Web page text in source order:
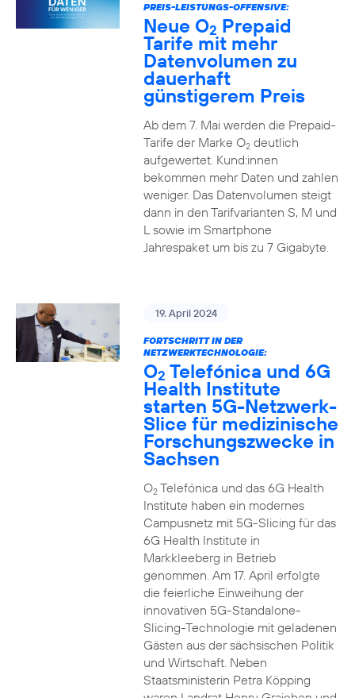
PREIS-LEISTUNGS-OFFENSIVE:
Neue O2 Prepaid
Tarife mit mehr
Datenvolumen zu
dauerhaft
günstigerem Preis
Ab dem 7. Mai werden die Prepaid-
Tarife der Marke O2deutlich
aufgewertet. Kund:innen
bekommen mehr Daten und zahlen
weniger. Das Datenvolumen steigt
dann in den Tarifvarianten S, M und
L sowie im Smartphone
Jahrespaket um bis zu 7 Gigabyte.
19. April 2024
FORTSCHRITT IN DER
NETZWERKTECHNOLOGIE:
O2 Telefónica und 6G
Health Institute
starten 5G-Netzwerk-
Slice für medizinische
Forschungszwecke in
Sachsen
O2Telefónica und das 6G Health
Institute haben ein modernes
Campusnetz mit 5G-Slicing für das
6G Health Institute in
Markkleeberg in Betrieb
genommen. Am 17. April erfolgte
die feierliche Einweihung der
innovativen 5G-Standalone-
Slicing-Technologie mit geladenen
Gästen aus der sächsischen Politik
und Wirtschaft. Neben
Staatsministerin Petra Köpping